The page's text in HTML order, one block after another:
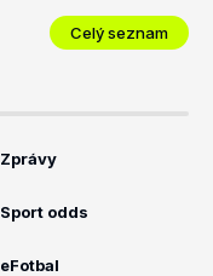
Celý seznam
Zprávy
Sport odds
eFotbal